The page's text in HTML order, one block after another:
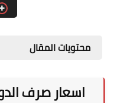
محتويات المقال
اسعار صرف